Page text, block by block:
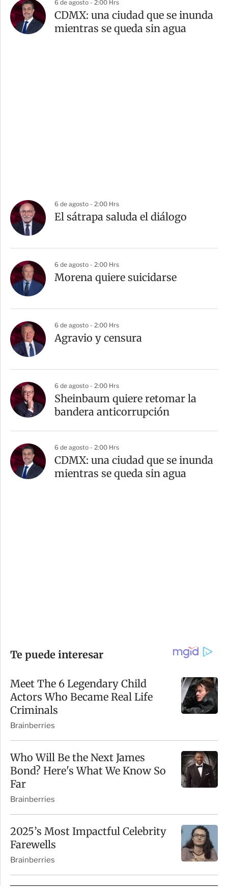
6 de agosto - 2:00 Hrs
CDMX: una ciudad que se inunda
mientras se queda sin agua
6 de agosto - 2:00 Hrs
El sátrapa saluda el diálogo
6 de agosto - 2:00 Hrs
Morena quiere suicidarse
6 de agosto - 2:00 Hrs
Agravio y censura
6 de agosto - 2:00 Hrs
Sheinbaum quiere retomar la
bandera anticorrupción
6 de agosto - 2:00 Hrs
CDMX: una ciudad que se inunda
mientras se queda sin agua